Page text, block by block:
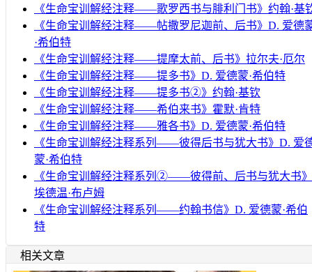
《生命宝训解经注释——歌罗西书与腓利门书》约翰·基
《生命宝训解经注释——帖撒罗尼迦前、后书》D. 爱德
·希伯特
《生命宝训解经注释——提摩太前、后书》拉尔夫·厄尔
《生命宝训解经注释——提多书》D. 爱德蒙·希伯特
《生命宝训解经注释——提多书②》约翰·基钦
《生命宝训解经注释——希伯来书》霍默·肯特
《生命宝训解经注释——雅各书》D. 爱德蒙·希伯特
《生命宝训解经注释系列——彼得后书与犹大书》D. 爱
蒙·希伯特
《生命宝训解经注释系列②——彼得前、后书与犹大书》
埃德温·布卢姆
《生命宝训解经注释系列——约翰书信》D. 爱德蒙·希伯
特
相关文章